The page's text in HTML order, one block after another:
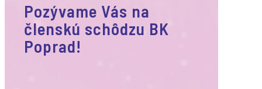
Pozývame Vás na
členskú schôdzu BK
Poprad!